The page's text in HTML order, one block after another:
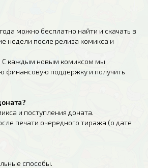
можно бесплатно найти и скачать в
недели после релиза комикса и
С каждым новым комиксом мы
поддержку и получить
и поступления доната.
печати очередного тиража (о дате
способы.